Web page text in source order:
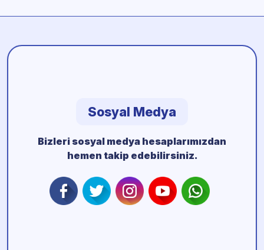
Sosyal Medya
Bizleri sosyal medya hesaplarımızdan
hemen takip edebilirsiniz.